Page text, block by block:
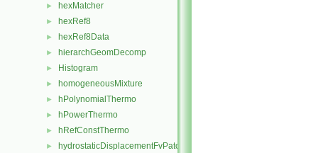
► hexMatcher
► hexRef8
► hexRef8Data
► hierarchGeomDecomp
► Histogram
► homogeneousMixture
► hPolynomialThermo
► hPowerThermo
► hRefConstThermo
► hydrostaticDisplacementFvPatchVectorField